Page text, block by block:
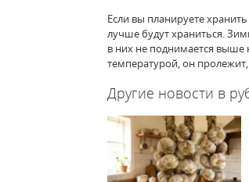
Если вы планируете
лучше будут храниться.
в них не поднимается выше
температурой, он
Другие новости в